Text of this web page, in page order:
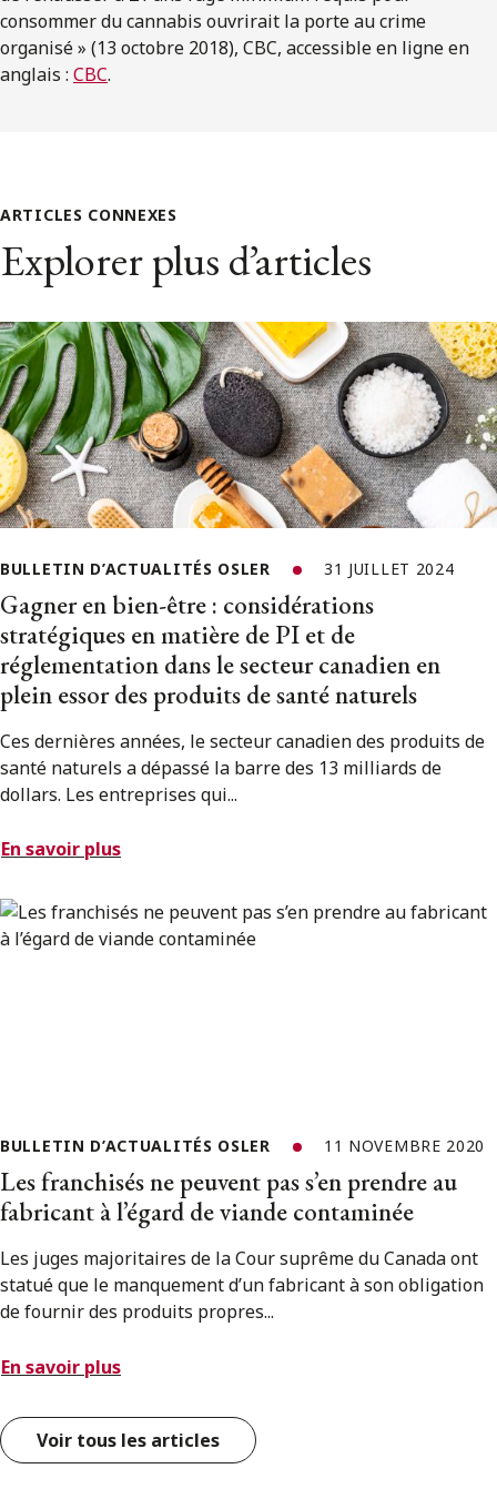
consommer du cannabis ouvrirait la porte au crime
organisé » (13 octobre 2018), CBC, accessible en ligne en
anglais : CBC.
ARTICLES CONNEXES
Explorer plus d’articles
BULLETIN D’ACTUALITÉS OSLER 31 JUILLET 2024
Gagner en bien-être : considérations
stratégiques en matière de PI et de
réglementation dans le secteur canadien en
plein essor des produits de santé naturels
Ces dernières années, le secteur canadien des produits de
santé naturels a dépassé la barre des 13 milliards de
dollars. Les entreprises qui...
En savoir plus
BULLETIN D’ACTUALITÉS OSLER 11 NOVEMBRE 2020
Les franchisés ne peuvent pas s’en prendre au
fabricant à l’égard de viande contaminée
Les juges majoritaires de la Cour suprême du Canada ont
statué que le manquement d’un fabricant à son obligation
de fournir des produits propres...
En savoir plus
Voir tous les articles